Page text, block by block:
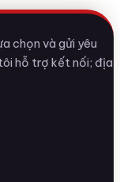
chọn và gửi yêu
hỗ trợ kết nối; địa